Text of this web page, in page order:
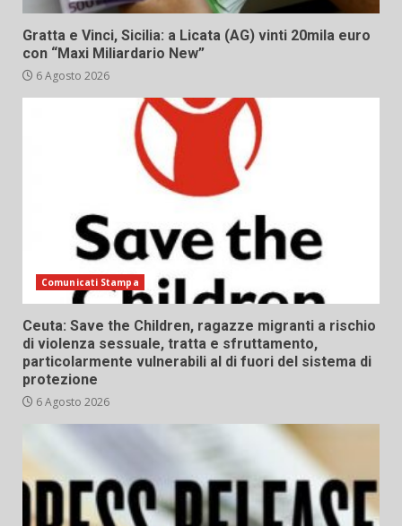
Gratta e Vinci, Sicilia: a Licata (AG) vinti 20mila euro
con “Maxi Miliardario New”
6 Agosto 2026
Comunicati Stampa
Ceuta: Save the Children, ragazze migranti a rischio
di violenza sessuale, tratta e sfruttamento,
particolarmente vulnerabili al di fuori del sistema di
protezione
6 Agosto 2026